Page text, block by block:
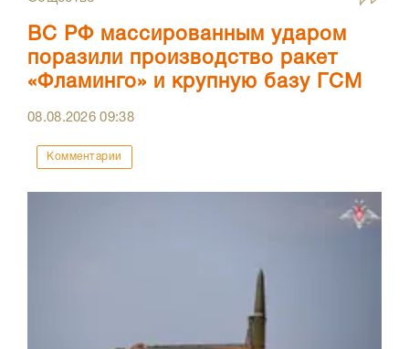
ВС РФ массированным ударом
поразили производство ракет
«Фламинго» и крупную базу ГСМ
08.08.202609:38
Комментарии